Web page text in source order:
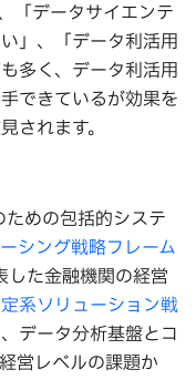
「データサイエンテ
」、「データ利活用
多く、データ利活用
できているが効果を
されます。
めの包括的システ
シング戦略フレーム
た金融機関の経営
系ソリューション戦
データ分析基盤とコ
営レベルの課題か